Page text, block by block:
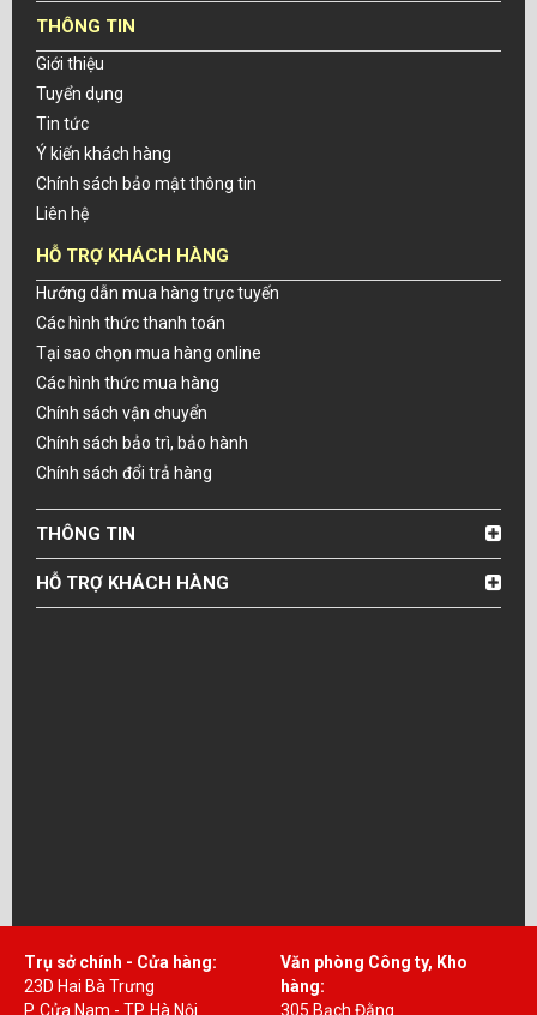
THÔNG TIN
Giới thiệu
Tuyển dụng
Tin tức
Ý kiến khách hàng
Chính sách bảo mật thông tin
Liên hệ
HỖ TRỢ KHÁCH HÀNG
Hướng dẫn mua hàng trực tuyến
Các hình thức thanh toán
Tại sao chọn mua hàng online
Các hình thức mua hàng
Chính sách vận chuyển
Chính sách bảo trì, bảo hành
Chính sách đổi trả hàng
THÔNG TIN
HỖ TRỢ KHÁCH HÀNG
Trụ sở chính - Cửa hàng:
23D Hai Bà Trưng
P. Cửa Nam - TP. Hà Nội
Văn phòng Công ty, Kho
hàng:
305 Bạch Đằng